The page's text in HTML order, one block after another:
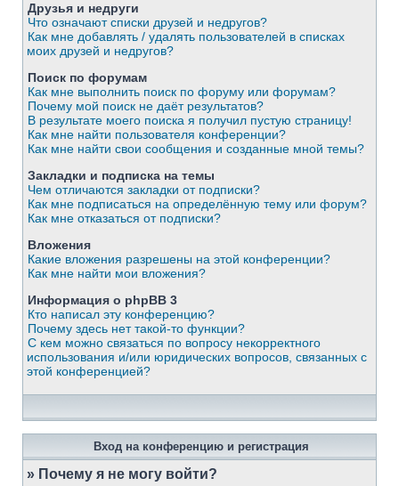
Друзья и недруги
Что означают списки друзей и недругов?
Как мне добавлять / удалять пользователей в списках
моих друзей и недругов?
Поиск по форумам
Как мне выполнить поиск по форуму или форумам?
Почему мой поиск не даёт результатов?
В результате моего поиска я получил пустую страницу!
Как мне найти пользователя конференции?
Как мне найти свои сообщения и созданные мной темы?
Закладки и подписка на темы
Чем отличаются закладки от подписки?
Как мне подписаться на определённую тему или форум?
Как мне отказаться от подписки?
Вложения
Какие вложения разрешены на этой конференции?
Как мне найти мои вложения?
Информация о phpBB 3
Кто написал эту конференцию?
Почему здесь нет такой-то функции?
С кем можно связаться по вопросу некорректного
использования и/или юридических вопросов, связанных с
этой конференцией?
Вход на конференцию и регистрация
» Почему я не могу войти?